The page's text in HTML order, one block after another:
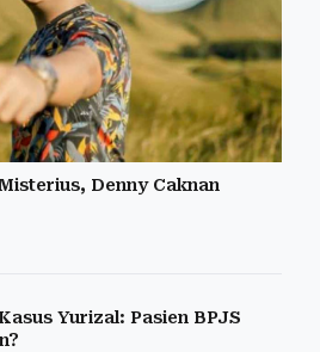
Denny Caknan
Yurizal: Pasien BPJS